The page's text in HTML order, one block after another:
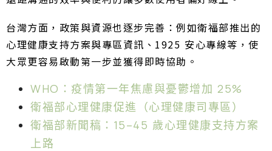
台灣方面，政策與資源也逐步完善：例如衛福部推出的
心理健康支持方案與專區資訊、1925 安心專線等，使
大眾更容易啟動第一步並獲得即時協助。
WHO：疫情第一年焦慮與憂鬱增加 25%
衛福部心理健康促進（心理健康司專區）
衛福部新聞稿：15–45 歲心理健康支持方案
上路